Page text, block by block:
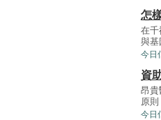
怎
在千
與基
今日
資
昂貴
原
今日